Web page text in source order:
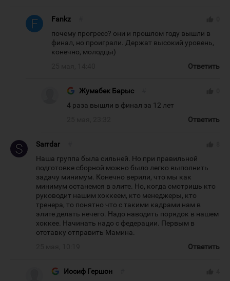
Fankz
почему прогресс? они и прошлом году вышли в
финал, но проиграли. Держат высокий уровень,
конечно, молодцы)
Ответить
Жумабек Барыс
4 раза вышли в финал за 12 лет
Ответить
Sarrdar
Наша группа была сильней. Но при правильной
подготовке сборной можно было легко выполнить
задачу минимум. Конечно верили, что мы как
минимум останемся в элите. Но, когда смотришь кто
руководит нашим хоккеем, кто менеджеры, кто
тренера, то понятно что с такими кадрами нам в
элите делать нечего. Надо наводить порядок в нашем
хоккее. Начинать надо с федерации. Первым в
отставку отправить Мамина.
Ответить
Иосиф Гершон